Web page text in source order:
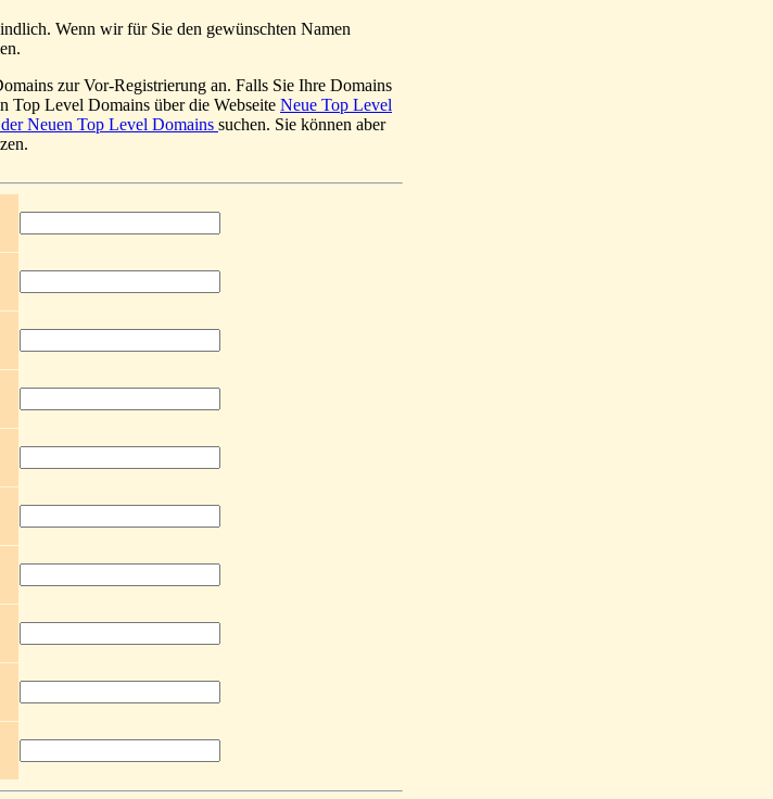
Wenn wir für Sie den gewünschten Namen
zur Vor-Registrierung an. Falls Sie Ihre Domains
Top Level Domains über die Webseite Neue Top Level
Neuen Top Level Domains suchen. Sie können aber